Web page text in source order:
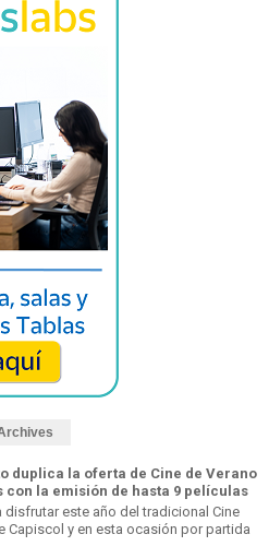
duplica la oferta de Cine de Verano
con la emisión de hasta 9 películas
disfrutar este año del tradicional Cine
Capiscol y en esta ocasión por partida